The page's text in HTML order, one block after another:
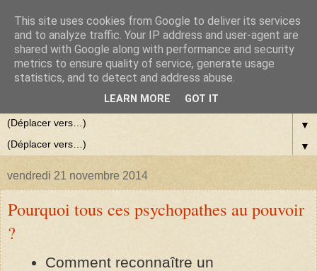
▼
▼
vendredi 21 novembre 2014
Pourquoi tous ces psychopathes au pouvoir
?
Comment reconnaître un
This site uses cookies from Google to deliver its services
and to analyze traffic. Your IP address and user-agent are
shared with Google along with performance and security
metrics to ensure quality of service, generate usage
statistics, and to detect and address abuse.
LEARN MORE GOT IT